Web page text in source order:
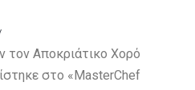
Αποκριάτικο Χορό
στο «MasterChef